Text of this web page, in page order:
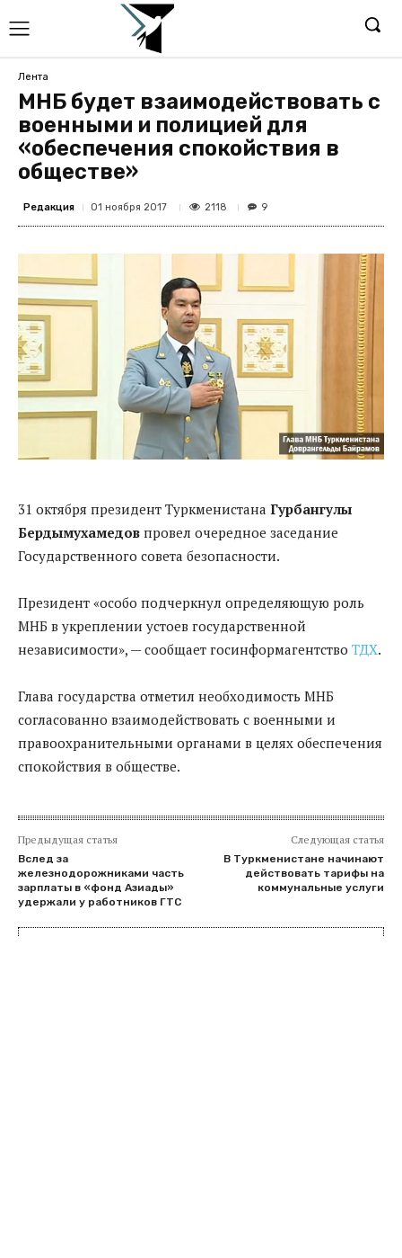
Лента
МНБ будет взаимодействовать с
военными и полицией для
«обеспечения спокойствия в
обществе»
Редакция 01 ноября 2017 2118 9
31 октября президент Туркменистана Гурбангулы
Бердымухамедов провел очередное заседание
Государственного совета безопасности.
Президент «особо подчеркнул определяющую роль
МНБ в укреплении устоев государственной
независимости», — сообщает госинформагентство ТДХ.
Глава государства отметил необходимость МНБ
согласованно взаимодействовать с военными и
правоохранительными органами в целях обеспечения
спокойствия в обществе.
Предыдущая статья
Вслед за
железнодорожниками часть
зарплаты в «фонд Азиады»
удержали у работников ГТС
Следующая статья
В Туркменистане начинают
действовать тарифы на
коммунальные услуги